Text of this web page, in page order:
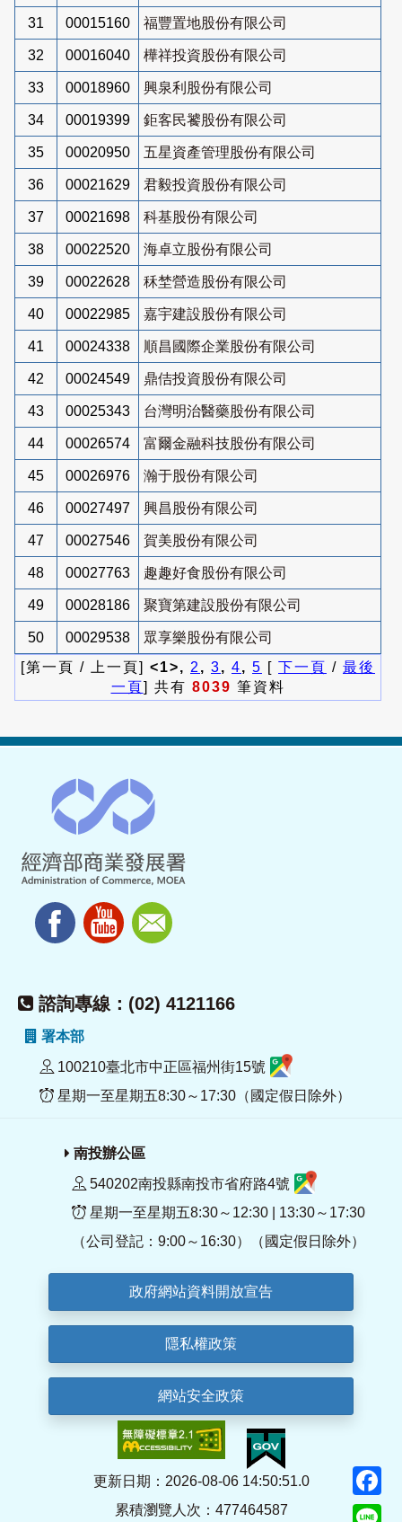
31 00015160 福豐置地股份有限公司
32 00016040 樺祥投資股份有限公司
33 00018960 興泉利股份有限公司
34 00019399 鉅客民饕股份有限公司
35 00020950 五星資產管理股份有限公司
36 00021629 君毅投資股份有限公司
37 00021698 科基股份有限公司
38 00022520 海卓立股份有限公司
39 00022628 秝埜營造股份有限公司
40 00022985 嘉宇建設股份有限公司
41 00024338 順昌國際企業股份有限公司
42 00024549 鼎佶投資股份有限公司
43 00025343 台灣明治醫藥股份有限公司
44 00026574 富爾金融科技股份有限公司
45 00026976 瀚于股份有限公司
46 00027497 興昌股份有限公司
47 00027546 賀美股份有限公司
48 00027763 趣趣好食股份有限公司
49 00028186 聚寶第建設股份有限公司
50 00029538
眾享樂股份有限公司
[第一頁 / 上一頁] <1>, 2 , 3, 4, 5 [ 下一頁 / 最後
一頁] 共有 8039 筆資料
諮詢專線：(02) 4121166
署本部
100210臺北市中正區福州街15號
星期一至星期五8:30～17:30（國定假日除外）
南投辦公區
540202南投縣南投市省府路4號
星期一至星期五8:30～12:30 | 13:30～17:30
（公司登記：9:00～16:30）（國定假日除外）
政府網站資料開放宣告
隱私權政策
網站安全政策
更新日期：2026-08-06 14:50:51.0
累積瀏覽人次：477464587